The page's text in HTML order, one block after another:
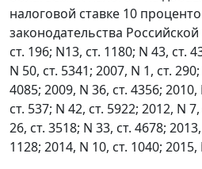
налоговой ставке 10
законодательства
ст. 196; N13, ст. 1180; N 43, ст.
N 50, ст. 5341; 2007, N 1, ст.
4085; 2009, N 36, ст. 4356;
ст. 537; N 42, ст. 5922; 2012, N
26, ст. 3518; N 33, ст. 4678;
1128; 2014, N 10, ст. 1040; 2015,